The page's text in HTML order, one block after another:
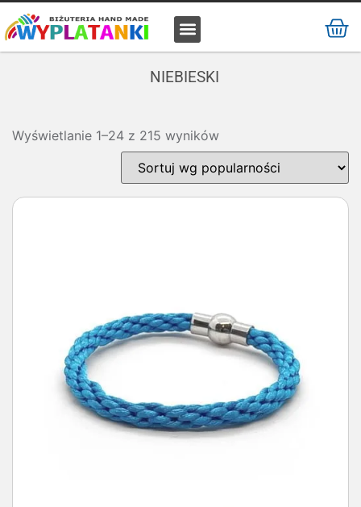
NIEBIESKI
Wyświetlanie 1–24 z 215 wyników